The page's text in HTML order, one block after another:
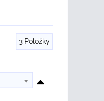
3 Položky